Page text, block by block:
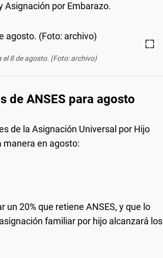
Asignación por Embarazo.
el 8 de agosto. (Foto: archivo)
de ANSES para agosto
de la Asignación Universal por Hijo
manera en agosto:
20% que retiene ANSES, y que lo
familiar por hijo alcanzará los